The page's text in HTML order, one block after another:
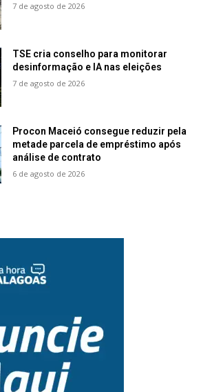
7 de agosto de 2026
TSE cria conselho para monitorar
desinformação e IA nas eleições
7 de agosto de 2026
Procon Maceió consegue reduzir pela
metade parcela de empréstimo após
análise de contrato
6 de agosto de 2026